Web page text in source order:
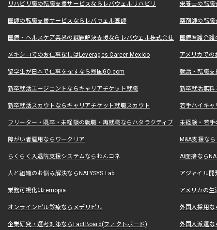
リハビリ職の転職支援サービスならレバウェルリハビリ 栄養士の転
医師の転職支援サービスならレバウェル医師 薬剤師の転
医療・ヘルスケア業界の課題解決支援ならレバウェル株式会社 医療看護介
メキシコでのお仕事探しはLeverages Career Mexico アメリカで
留学生が日本で仕事を探すなら帰国GO.com 就活・転職
新卒就活エージェントならキャリアチケット就職 新卒就活無料
新卒就活スカウトならキャリアチケット就職スカウト 若手ハイキ
フリーター・既卒・未経験の就職・再就職ならハタラクティブ 未経験・若手
障がい者雇用ならワークリア M&A支援な
らくらく入退院支援システムならわんコネ AI面接なら
人と組織のお悩み解決ならNALYSYS Lab. アジャイル
業務可視化はremopia アメリカの
オンラインピル診療ならメデリピル 外国人採用
企業研究・選考対策ならFactBoard(ファクトボード) 外国人派遣な